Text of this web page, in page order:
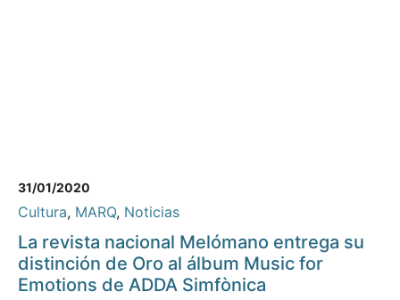
31/01/2020
Cultura, MARQ, Noticias
La revista nacional Melómano entrega su
distinción de Oro al álbum Music for
Emotions de ADDA Simfònica